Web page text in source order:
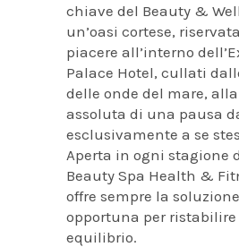
chiave del Beauty &
un’oasi cortese,
piacere all’interno
Palace Hotel, cullati
delle onde del mare,
assoluta di una pausa
esclusivamente a se
Aperta in ogni stagione
Beauty Spa Health &
offre sempre la
opportuna per
equilibrio.